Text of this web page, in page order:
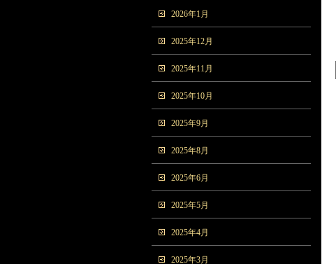
2026年1月
2025年12月
2025年11月
2025年10月
2025年9月
2025年8月
2025年6月
2025年5月
2025年4月
2025年3月